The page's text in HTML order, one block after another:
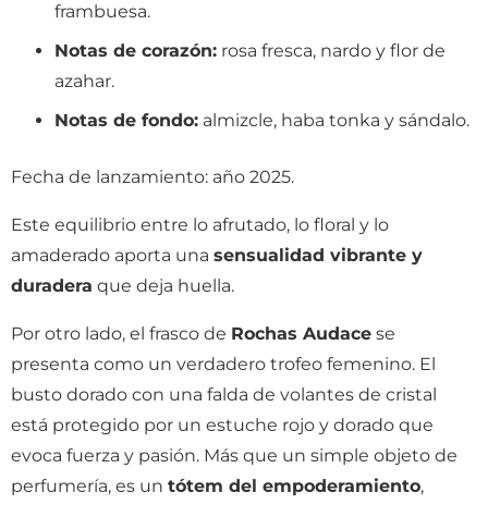
frambuesa.
Notas de corazón: rosa fresca, nardo y flor de
azahar.
Notas de fondo: almizcle, haba tonka y sándalo.
Fecha de lanzamiento: año 2025.
Este equilibrio entre lo afrutado, lo floral y lo
amaderado aporta una sensualidad vibrante y
duradera que deja huella.
Por otro lado, el frasco de Rochas Audace se
presenta como un verdadero trofeo femenino. El
busto dorado con una falda de volantes de cristal
está protegido por un estuche rojo y dorado que
evoca fuerza y pasión. Más que un simple objeto de
perfumería, es un tótem del empoderamiento,